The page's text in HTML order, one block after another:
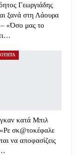
Γεωργιάδης
ξανά στη Λάουρα
«Όσο μας το
κατά Μπιλ
σκ@τοκέφαλε
να αποφασίζεις